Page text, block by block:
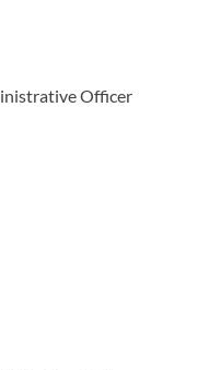
Officer